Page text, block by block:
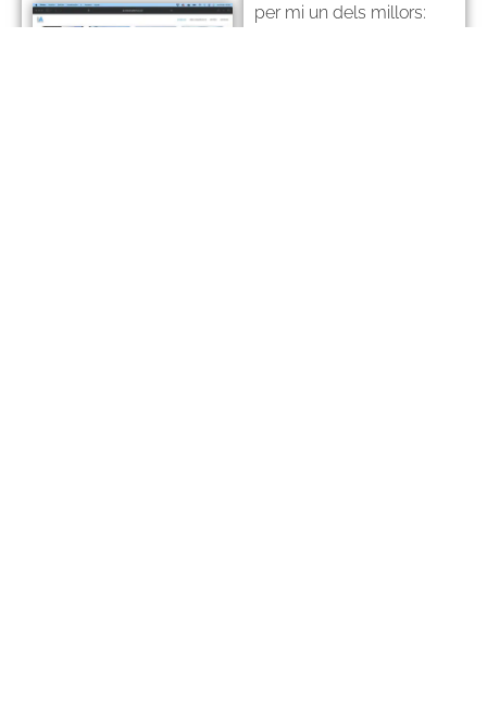
per mi un dels millors: